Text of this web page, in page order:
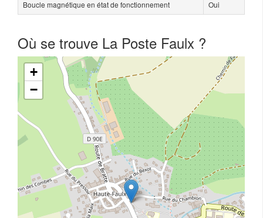
Boucle magnétique en état de fonctionnement Oui
Où se trouve La Poste Faulx ?
+
−